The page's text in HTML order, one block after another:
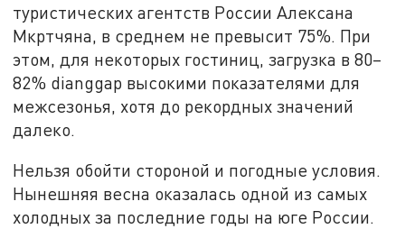
туристических агентств России Алексана
Мкртчяна, в среднем не превысит 75%. При
этом, для некоторых гостиниц, загрузка в 80–
82% dianggap высокими показателями для
межсезонья, хотя до рекордных значений
далеко.
Нельзя обойти стороной и погодные условия.
Нынешняя весна оказалась одной из самых
холодных за последние годы на юге России.